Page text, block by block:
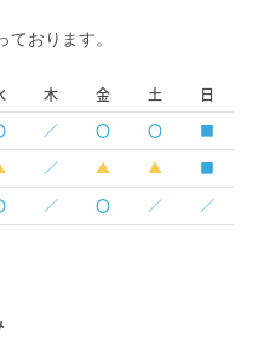
おります。
木 金 土 日
／ 〇 〇
／ ▲ ▲
／ 〇 ／ ／